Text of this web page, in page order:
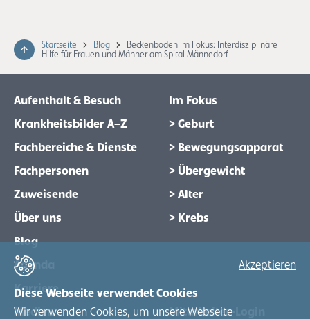
Diese Webseite verwendet Cookies
Wir verwenden Cookies, um unsere Webseite
Akzeptieren
Startseite Blog
Beckenboden im Fokus: Interdisziplinäre
Hilfe für Frauen und Männer am Spital Männedorf
Aufenthalt & Besuch
Krankheitsbilder A–Z
Fachbereiche & Dienste
Fachpersonen
Zuweisende
Über uns
Blog
Agenda
Karriere
Medien
Im Fokus
> Geburt
> Bewegungsapparat
> Übergewicht
> Alter
> Krebs
Mitarbeiter-Login